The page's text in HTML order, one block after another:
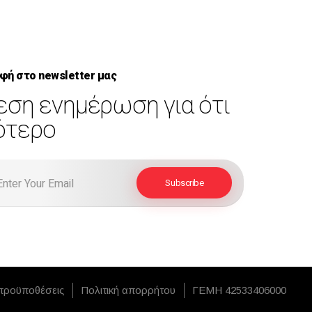
στο newsletter μας
ενημέρωση για ότι
Πολιτική απορρήτου ΓΕΜΗ 42533406000